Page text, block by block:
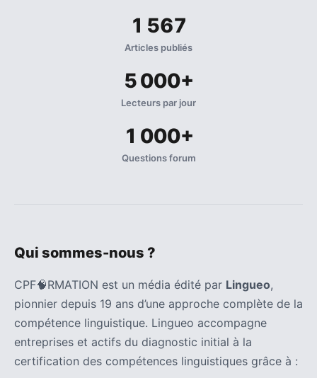
1 567
Articles publiés
5 000+
Lecteurs par jour
1 000+
Questions forum
Qui sommes-nous ?
CPF🧠RMATION est un média édité par Lingueo,
pionnier depuis 19 ans d’une approche complète de la
compétence linguistique. Lingueo accompagne
entreprises et actifs du diagnostic initial à la
certification des compétences linguistiques grâce à :